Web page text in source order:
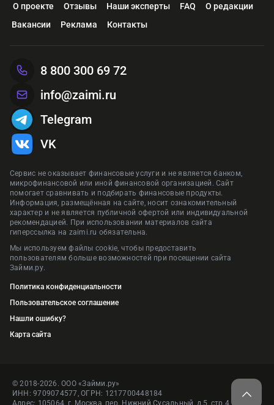
О проекте Отзывы Наши эксперты FAQ
О редакции
Вакансии
Реклама Контакты
Сервис не оказывает финансовые услуги и не является банком,
микрофинансовой или иной финансовой организацией. Сайт
помогает сравнивать и подбирать финансовые продукты.
Информация, размещённая на сайте, носит ознакомительный
характер и не является публичной офертой или индивидуальной
рекомендацией. При использовании материалов сайта
гиперссылка на zaimi.ru обязательна.
Мы используем файлы cookie, чтобы предоставить
пользователям больше возможностей при посещении сайта
Займи.ру.
Политика конфиденциальности
Пользовательское соглашение
Нашли ошибку?
Карта сайта
8 800 300 69 72
info@zaimi.ru
Telegram
VK
© 2018-2026. ООО «Займи.ру»
ИНН: 9709074577, ОГРН: 1217700448184
Адрес: 105064, г. Москва, пер. Нижний Сусальный, д.5, стр.4, пом.1